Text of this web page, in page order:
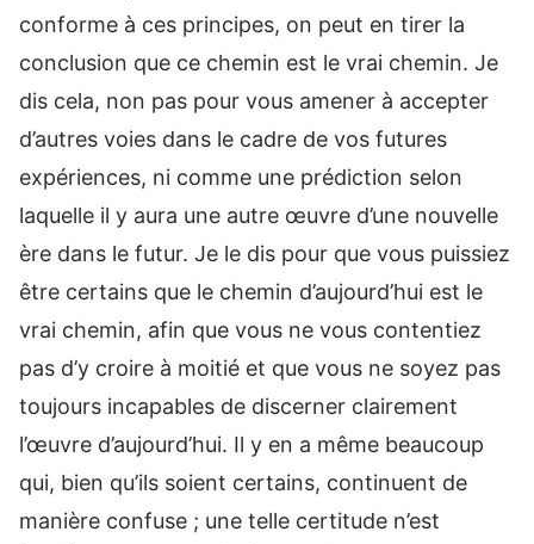
conforme à ces principes, on peut en tirer la
conclusion que ce chemin est le vrai chemin. Je
dis cela, non pas pour vous amener à accepter
d’autres voies dans le cadre de vos futures
expériences, ni comme une prédiction selon
laquelle il y aura une autre œuvre d’une nouvelle
ère dans le futur. Je le dis pour que vous puissiez
être certains que le chemin d’aujourd’hui est le
vrai chemin, afin que vous ne vous contentiez
pas d’y croire à moitié et que vous ne soyez pas
toujours incapables de discerner clairement
l’œuvre d’aujourd’hui. Il y en a même beaucoup
qui, bien qu’ils soient certains, continuent de
manière confuse ; une telle certitude n’est